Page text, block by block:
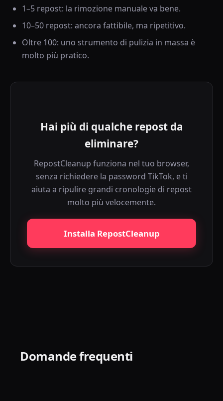
1–5 repost: la rimozione manuale va bene.
10–50 repost: ancora fattibile, ma ripetitivo.
Oltre 100: uno strumento di pulizia in massa è
molto più pratico.
Hai più di qualche repost da
eliminare?
RepostCleanup funziona nel tuo browser,
senza richiedere la password TikTok, e ti
aiuta a ripulire grandi cronologie di repost
molto più velocemente.
Installa RepostCleanup
Domande frequenti